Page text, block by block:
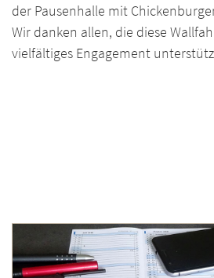
der Pausenhalle mit
Wir danken allen, die diese
vielfältiges Engagement